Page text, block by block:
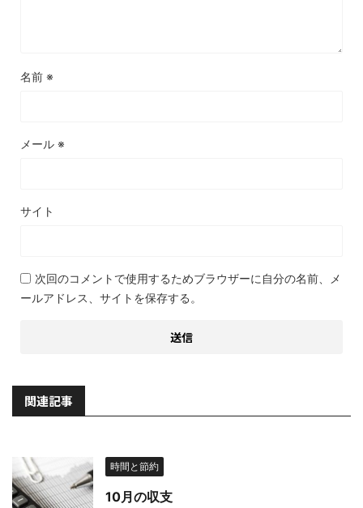
名前 ※
メール ※
サイト
次回のコメントで使用するためブラウザーに自分の名前、メ
ールアドレス、サイトを保存する。
関連記事
時間と節約
10月の収支